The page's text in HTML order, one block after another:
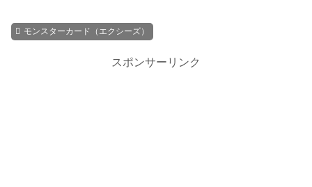
モンスターカード（エクシーズ）
スポンサーリンク